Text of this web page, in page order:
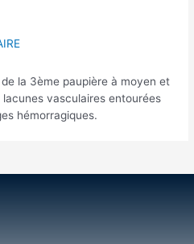
la 3ème paupière à moyen et
vasculaires entourées
hémorragiques.